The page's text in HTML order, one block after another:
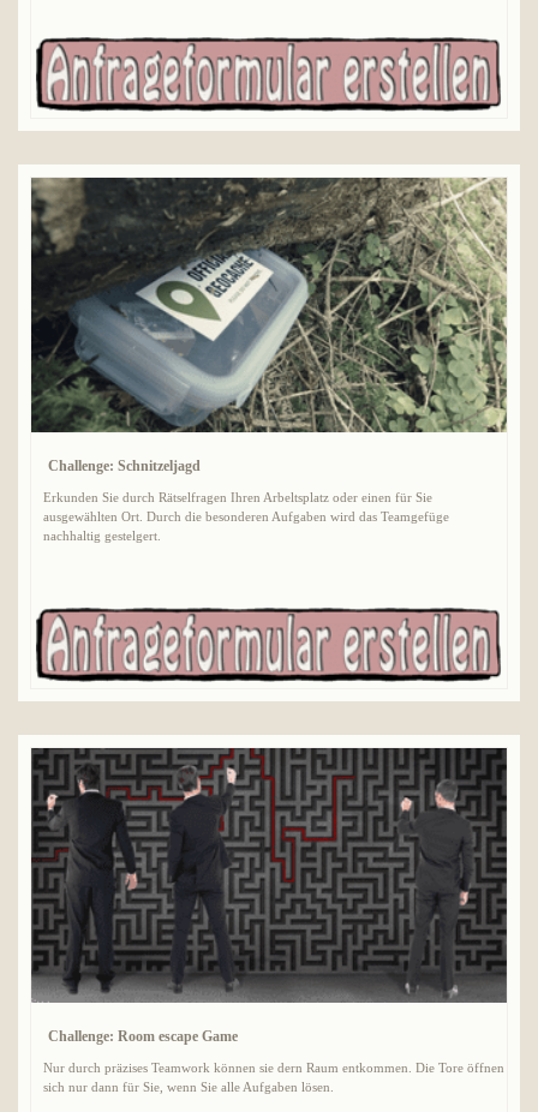
Challenge: Schnitzeljagd
Erkunden Sie durch Rätselfragen Ihren Arbeltsplatz oder einen für Sie
ausgewählten Ort. Durch die besonderen Aufgaben wird das Teamgefüge
nachhaltig gestelgert.
Challenge: Room escape Game
Nur durch präzises Teamwork können sie dern Raum entkommen. Die Tore öffnen
sich nur dann für Sie, wenn Sie alle Aufgaben lösen.